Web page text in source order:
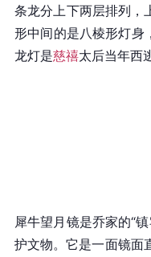
条龙分上下两层排列，
形中间的是八棱形灯
龙灯是慈禧太后当年西
犀牛望月镜是乔家的“
护文物。它是一面镜面